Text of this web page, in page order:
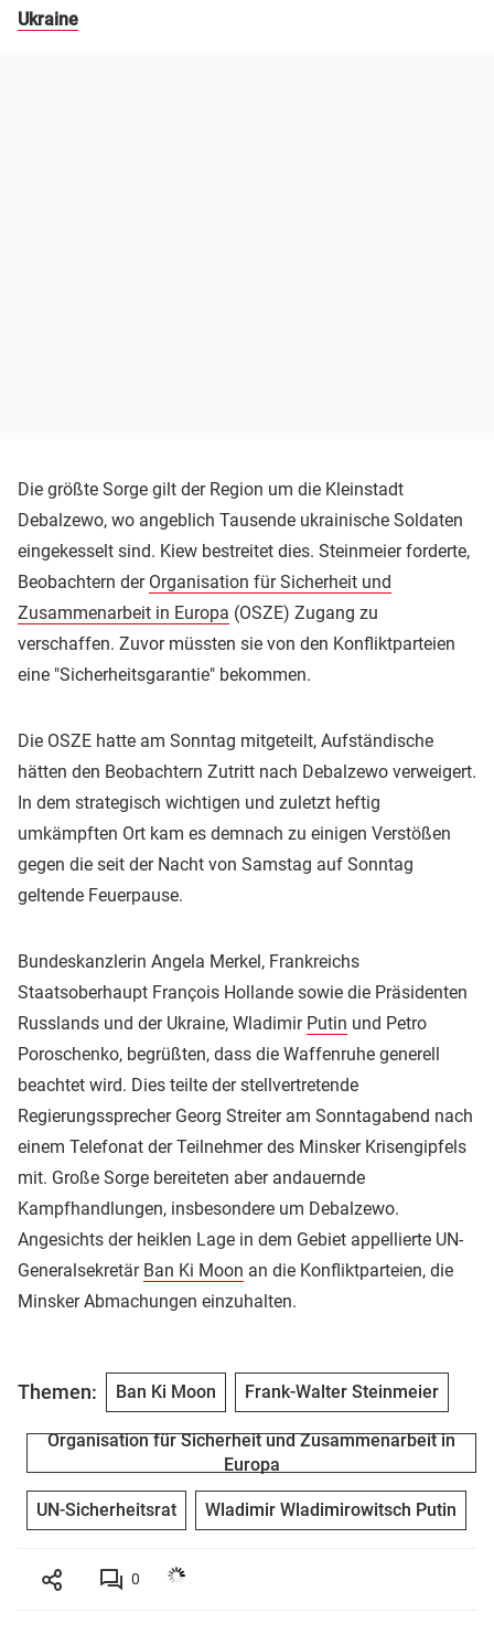
Ukraine
Die größte Sorge gilt der Region um die Kleinstadt
Debalzewo, wo angeblich Tausende ukrainische Soldaten
eingekesselt sind. Kiew bestreitet dies. Steinmeier forderte,
Beobachtern der Organisation für Sicherheit und
Zusammenarbeit in Europa (OSZE) Zugang zu
verschaffen. Zuvor müssten sie von den Konfliktparteien
eine "Sicherheitsgarantie" bekommen.
Die OSZE hatte am Sonntag mitgeteilt, Aufständische
hätten den Beobachtern Zutritt nach Debalzewo verweigert.
In dem strategisch wichtigen und zuletzt heftig
umkämpften Ort kam es demnach zu einigen Verstößen
gegen die seit der Nacht von Samstag auf Sonntag
geltende Feuerpause.
Bundeskanzlerin Angela Merkel, Frankreichs
Staatsoberhaupt François Hollande sowie die Präsidenten
Russlands und der Ukraine, Wladimir Putin und Petro
Poroschenko, begrüßten, dass die Waffenruhe generell
beachtet wird. Dies teilte der stellvertretende
Regierungssprecher Georg Streiter am Sonntagabend nach
einem Telefonat der Teilnehmer des Minsker Krisengipfels
mit. Große Sorge bereiteten aber andauernde
Kampfhandlungen, insbesondere um Debalzewo.
Angesichts der heiklen Lage in dem Gebiet appellierte UN-
Generalsekretär Ban Ki Moon an die Konfliktparteien, die
Minsker Abmachungen einzuhalten.
Themen: Ban Ki Moon Frank-Walter Steinmeier
Organisation für Sicherheit und Zusammenarbeit in
Europa
UN-Sicherheitsrat Wladimir Wladimirowitsch Putin
0